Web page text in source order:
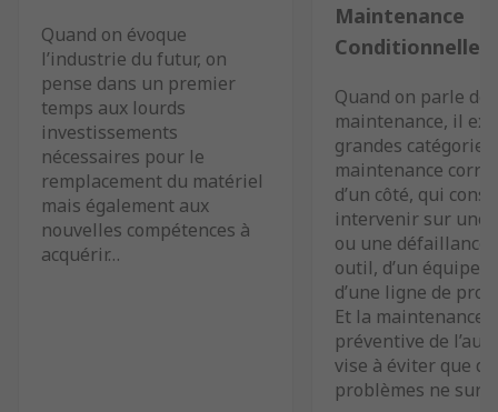
Quand on évoque
l’industrie du futur, on
pense dans un premier
temps aux lourds
investissements
nécessaires pour le
remplacement du matériel
mais également aux
nouvelles compétences à
acquérir…
Maintenance
Conditionnelle
Quand on parle de
maintenance, il
grandes
maintenance
d’un côté, qui
intervenir sur une
ou une défaillance
outil, d’un
d’une ligne de
Et la maintenance
préventive de
vise à éviter que
problèmes ne